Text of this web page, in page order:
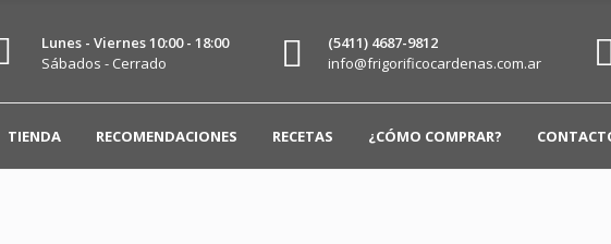
Lunes - Viernes 10:00 - 18:00
Sábados - Cerrado
(5411) 4687-9812
info@frigorificocardenas.com.ar
TIENDA RECOMENDACIONES RECETAS ¿CÓMO COMPRAR?